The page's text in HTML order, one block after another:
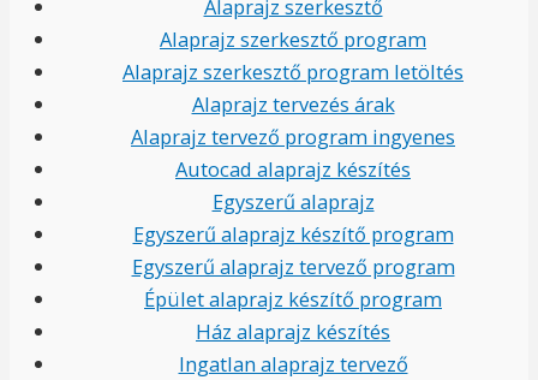
Alaprajz szerkesztő
Alaprajz szerkesztő program
Alaprajz szerkesztő program letöltés
Alaprajz tervezés árak
Alaprajz tervező program ingyenes
Autocad alaprajz készítés
Egyszerű alaprajz
Egyszerű alaprajz készítő program
Egyszerű alaprajz tervező program
Épület alaprajz készítő program
Ház alaprajz készítés
Ingatlan alaprajz tervező